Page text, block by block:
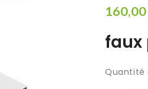
160,00
faux
Quantité